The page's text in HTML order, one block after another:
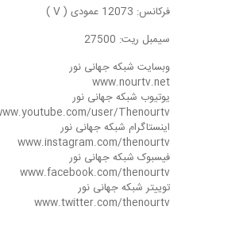
فرکانس: 12073 عمودی ( V )
سیمبل ریت: 27500
وبسایت شبکه جهانی نور
www.nourtv.net
یوتیوب شبکه جهانی نور
user/Thenourtv
اینستاگرام شبکه جهانی نور
www.instagram.com/thenourtv
فیسبوک شبکه جهانی نور
www.facebook.com/thenourtv
توییتر شبکه جهانی نور
www.twitter.com/thenourtv